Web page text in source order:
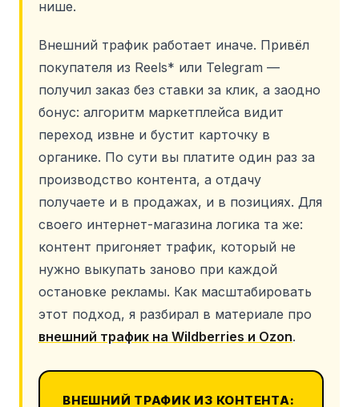
нише.
Внешний трафик работает иначе. Привёл
покупателя из Reels* или Telegram —
получил заказ без ставки за клик, а заодно
бонус: алгоритм маркетплейса видит
переход извне и бустит карточку в
органике. По сути вы платите один раз за
производство контента, а отдачу
получаете и в продажах, и в позициях. Для
своего интернет-магазина логика та же:
контент пригоняет трафик, который не
нужно выкупать заново при каждой
остановке рекламы. Как масштабировать
этот подход, я разбирал в материале про
внешний трафик на Wildberries и Ozon.
ВНЕШНИЙ ТРАФИК ИЗ КОНТЕНТА: